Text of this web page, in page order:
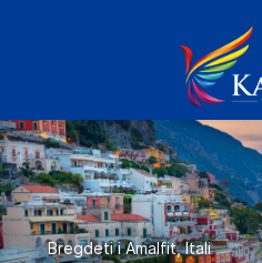
Bregdeti i Amalfit, Itali